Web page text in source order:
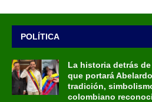
POLÍTICA
La historia detrás
que portará
tradición,
colombiano